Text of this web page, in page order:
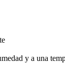
y a una